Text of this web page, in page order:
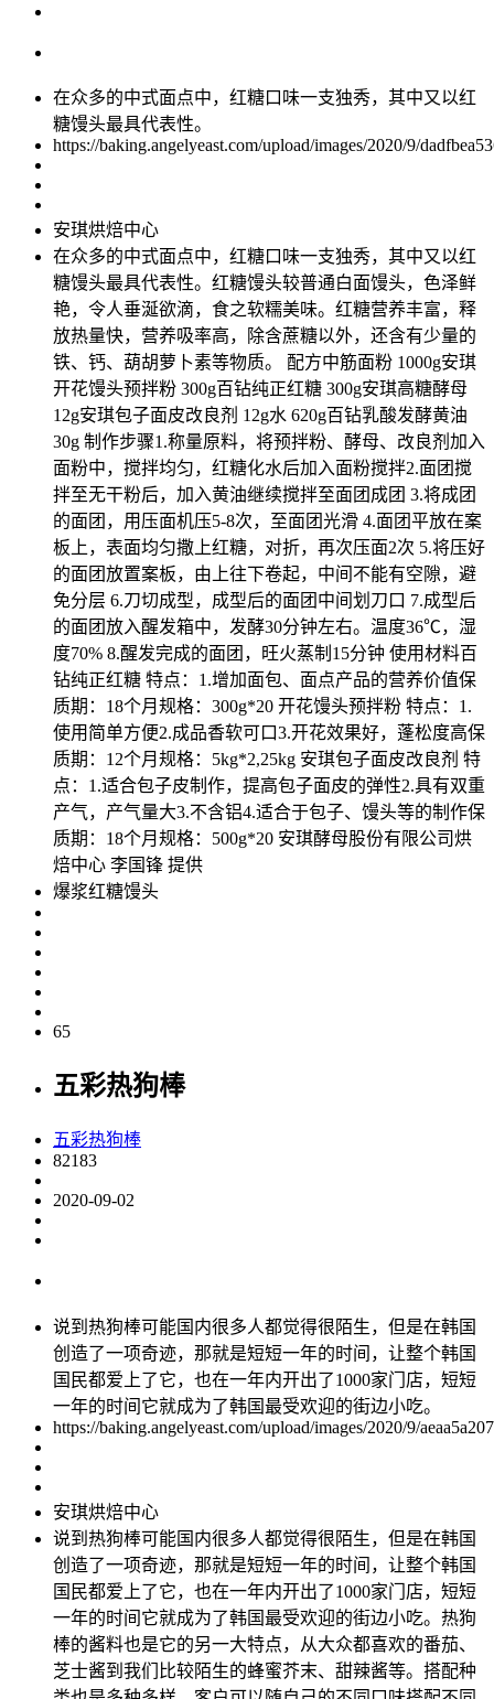
在众多的中式面点中，红糖口味一支独秀，其中又以红
糖馒头最具代表性。
https://baking.angelyeast.com/upload/images/2020/9/
安琪烘焙中心
在众多的中式面点中，红糖口味一支独秀，其中又以红
糖馒头最具代表性。红糖馒头较普通白面馒头，色泽鲜
艳，令人垂涎欲滴，食之软糯美味。红糖营养丰富，释
放热量快，营养吸率高，除含蔗糖以外，还含有少量的
铁、钙、葫胡萝卜素等物质。 配方中筋面粉 1000g安琪
开花馒头预拌粉 300g百钻纯正红糖 300g安琪高糖酵母
12g安琪包子面皮改良剂 12g水 620g百钻乳酸发酵黄油
30g 制作步骤1.称量原料，将预拌粉、酵母、改良剂加入
面粉中，搅拌均匀，红糖化水后加入面粉搅拌2.面团搅
拌至无干粉后，加入黄油继续搅拌至面团成团 3.将成团
的面团，用压面机压5-8次，至面团光滑 4.面团平放在案
板上，表面均匀撒上红糖，对折，再次压面2次 5.将压好
的面团放置案板，由上往下卷起，中间不能有空隙，避
免分层 6.刀切成型，成型后的面团中间划刀口 7.成型后
的面团放入醒发箱中，发酵30分钟左右。温度36℃，湿
度70% 8.醒发完成的面团，旺火蒸制15分钟 使用材料百
钻纯正红糖 特点：1.增加面包、面点产品的营养价值保
质期：18个月规格：300g*20 开花馒头预拌粉 特点：1.
使用简单方便2.成品香软可口3.开花效果好，蓬松度高保
质期：12个月规格：5kg*2,25kg 安琪包子面皮改良剂 特
点：1.适合包子皮制作，提高包子面皮的弹性2.具有双重
产气，产气量大3.不含铝4.适合于包子、馒头等的制作保
质期：18个月规格：500g*20 安琪酵母股份有限公司烘
焙中心 李国锋 提供
​爆浆红糖馒头
65
五彩热狗棒
五彩热狗棒
82183
2020-09-02
说到热狗棒可能国内很多人都觉得很陌生，但是在韩国
创造了一项奇迹，那就是短短一年的时间，让整个韩国
国民都爱上了它，也在一年内开出了1000家门店，短短
一年的时间它就成为了韩国最受欢迎的街边小吃。
https://baking.angelyeast.com/upload/images/2020/9/
安琪烘焙中心
说到热狗棒可能国内很多人都觉得很陌生，但是在韩国
创造了一项奇迹，那就是短短一年的时间，让整个韩国
国民都爱上了它，也在一年内开出了1000家门店，短短
一年的时间它就成为了韩国最受欢迎的街边小吃。热狗
棒的酱料也是它的另一大特点，从大众都喜欢的番茄、
芝士酱到我们比较陌生的蜂蜜芥末、甜辣酱等。搭配种